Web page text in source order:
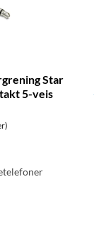
Star
5-veis